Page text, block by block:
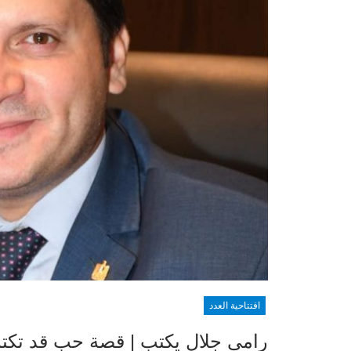
افتتاحية العدد
رامي جلال يكتب | قصة حب قد